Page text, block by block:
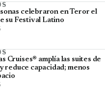
celebraron en Teror el
su Festival Latino
Cruises® amplía las suites de
reduce capacidad; menos